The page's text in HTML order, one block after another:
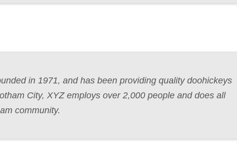
in 1971, and has been providing quality doohickeys
City, XYZ employs over 2,000 people and does all
community.